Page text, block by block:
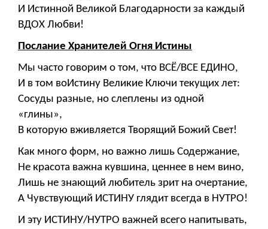
И Истинной Великой Благодарности за каждый
ВДОХ Любви!
Послание Хранителей Огня Истины
Мы часто говорим о том, что ВСЁ/ВСЕ ЕДИНО,
И в том воИстину Великие Ключи текущих лет:
Сосуды разные, но слеплены из одной
«глины»,
В которую вживляется Творящий Божий Свет!
Как много форм, но важно лишь Содержание,
Не красота важна кувшина, ценнее в нем вино,
Лишь не знающий любитель зрит на очертание,
А Чувствующий ИСТИНУ глядит всегда в НУТРО!
И эту ИСТИНУ/НУТРО важней всего напитывать,